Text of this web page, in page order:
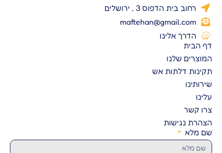
רחוב בית הדפוס 3 , ירושלים
maftehan@gmail.com
הדרך אלינו
דף הבית
המוצרים שלנו
תקינות דלתות אש
שירותינו
עלינו
צרו קשר
הצהרת נגישות
שם מלא